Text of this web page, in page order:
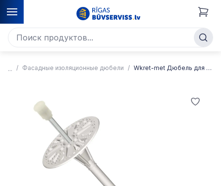
Фасадные изоляционные дюбели Wkret-met Дюбель для фасадной изоляции LMX с металлическим гвоздем, с шляпкой